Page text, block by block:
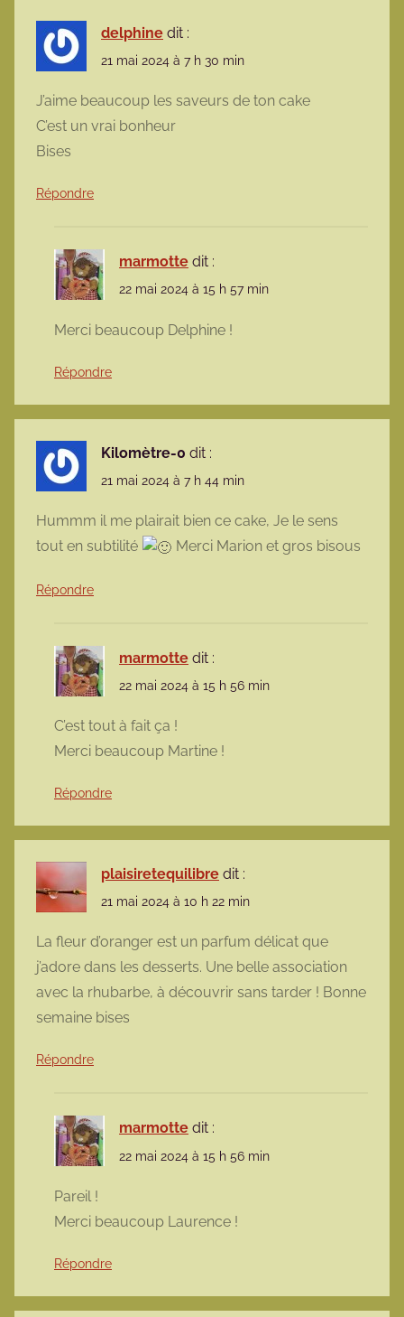
delphine dit :
21 mai 2024 à 7 h 30 min
J’aime beaucoup les saveurs de ton cake
C’est un vrai bonheur
Bises
Répondre
marmotte dit :
22 mai 2024 à 15 h 57 min
Merci beaucoup Delphine !
Répondre
Kilomètre-0 dit :
21 mai 2024 à 7 h 44 min
Hummm il me plairait bien ce cake, Je le sens
tout en subtilité
Merci Marion et gros bisous
Répondre
marmotte dit :
22 mai 2024 à 15 h 56 min
C’est tout à fait ça !
Merci beaucoup Martine !
Répondre
plaisiretequilibre dit :
21 mai 2024 à 10 h 22 min
La fleur d’oranger est un parfum délicat que
j’adore dans les desserts. Une belle association
avec la rhubarbe, à découvrir sans tarder ! Bonne
semaine bises
Répondre
marmotte dit :
22 mai 2024 à 15 h 56 min
Pareil !
Merci beaucoup Laurence !
Répondre